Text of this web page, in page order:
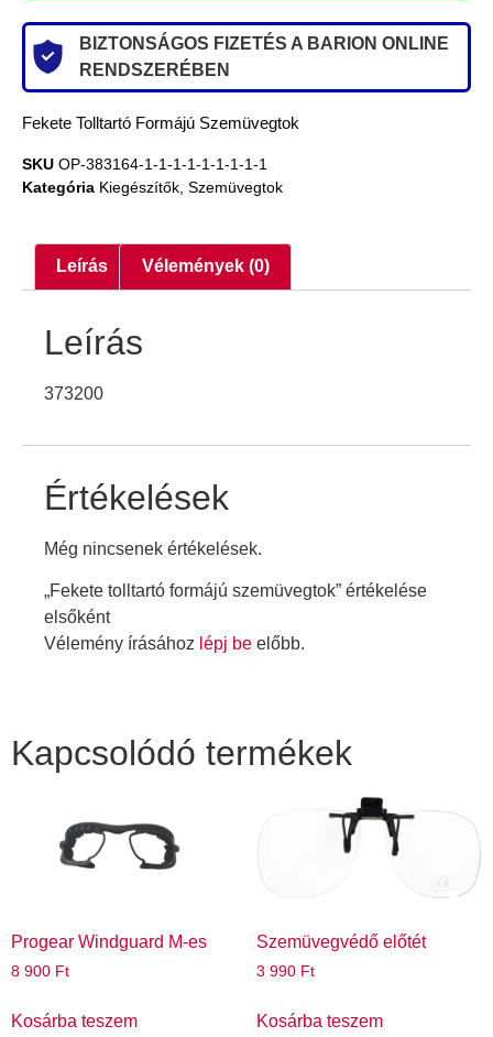
BIZTONSÁGOS FIZETÉS A BARION ONLINE
RENDSZERÉBEN
Fekete Tolltartó Formájú Szemüvegtok
SKU OP-383164-1-1-1-1-1-1-1-1-1
Kategória Kiegészítők Szemüvegtok
Leírás Vélemények (0)
Leírás
373200
Értékelések
Még nincsenek értékelések.
„Fekete tolltartó formájú szemüvegtok” értékelése
elsőként
Vélemény írásához lépj be előbb.
Kapcsolódó termékek
Progear Windguard M-es
8 900 Ft
Kosárba teszem
Szemüvegvédő előtét
3 990 Ft
Kosárba teszem